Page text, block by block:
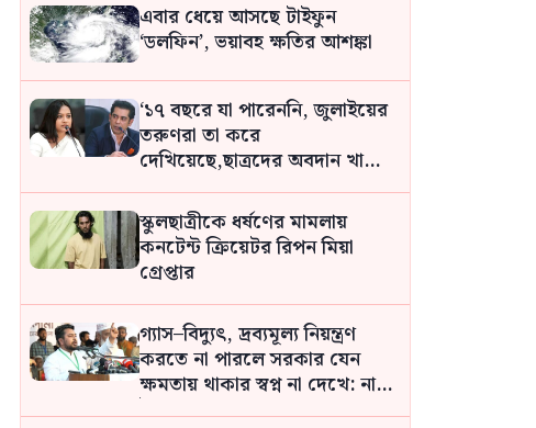
এবার ধেয়ে আসছে টাইফুন
‘ডলফিন’, ভয়াবহ ক্ষতির আশঙ্কা
‘১৭ বছরে যা পারেননি, জুলাইয়ের
তরুণরা তা করে
দেখিয়েছে,ছাত্রদের অবদান খাটো
করার রাজনীতি করবেন না’:
তাজনূভা
স্কুলছাত্রীকে ধর্ষণের মামলায়
কনটেন্ট ক্রিয়েটর রিপন মিয়া
গ্রেপ্তার
গ্যাস–বিদ্যুৎ, দ্রব্যমূল্য নিয়ন্ত্রণ
করতে না পারলে সরকার যেন
ক্ষমতায় থাকার স্বপ্ন না দেখে: নাহিদ
ইসলাম